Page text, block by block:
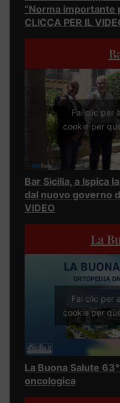
“Norma importante
CLICCA PER IL
Fai clic per
cookie per
Bar Sicilia, a Ispica
dal nuovo governo
VIDEO
La
Fai clic per
cookie per
La Buona Salute
oncologica